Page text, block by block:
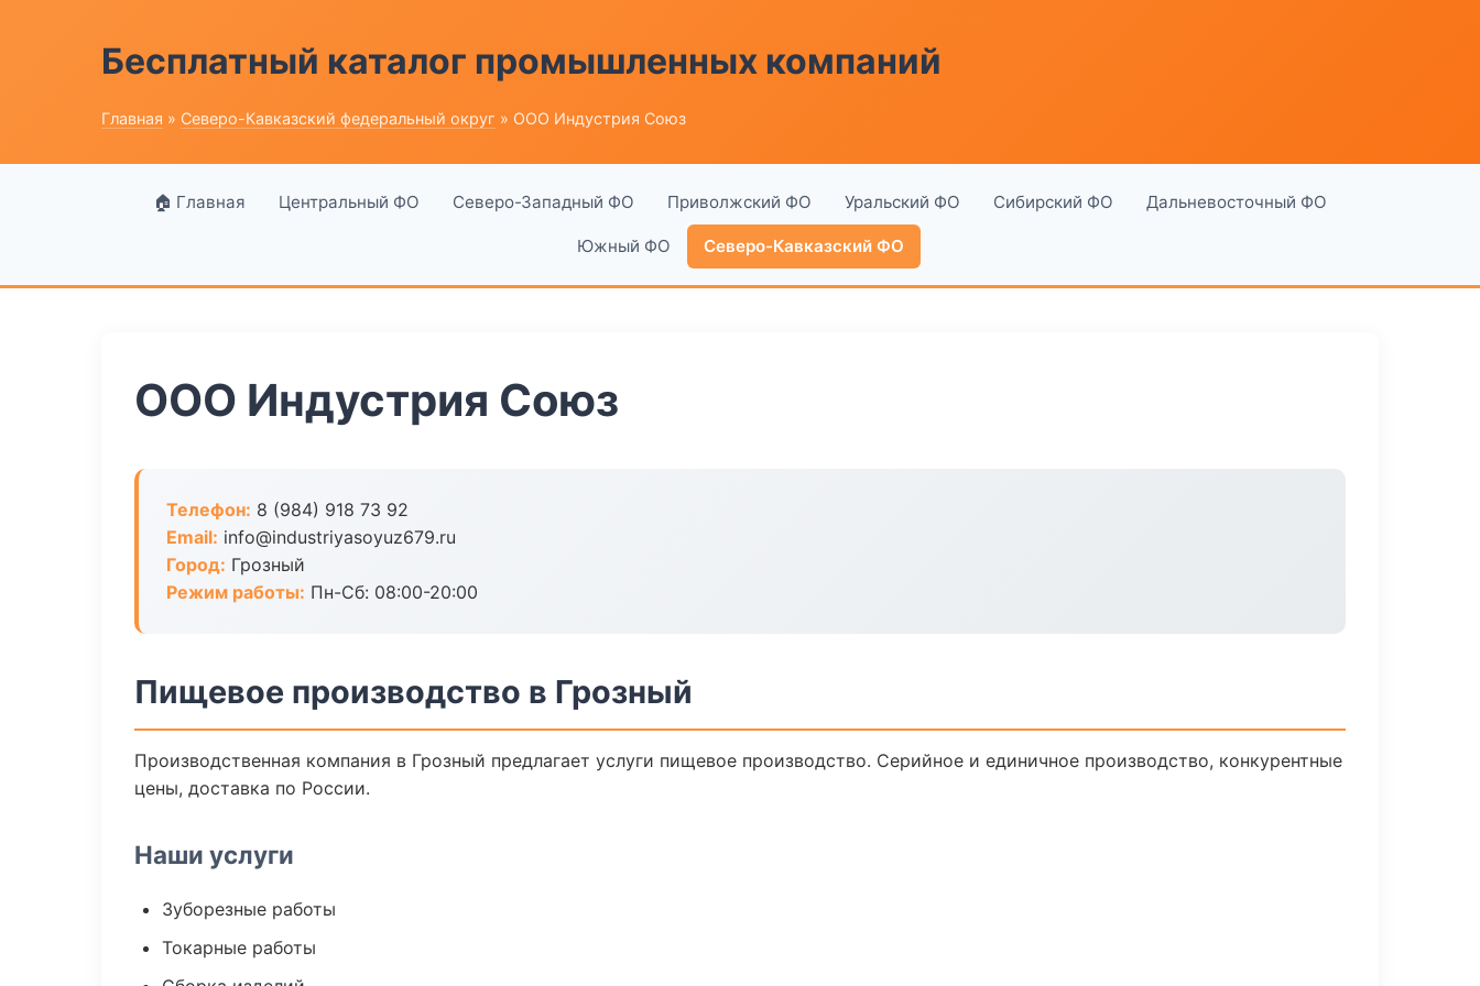
Бесплатный каталог промышленных компаний
Главная » Северо-Кавказский федеральный округ » ООО Индустрия Союз
🏠 Главная Центральный ФО Северо-Западный ФО Приволжский ФО Уральский ФО Сибирский ФО Дальневосточный ФО
Южный ФО Северо-Кавказский ФО
ООО Индустрия Союз
Телефон: 8 (984) 918 73 92
Email: info@industriyasoyuz679.ru
Город: Грозный
Режим работы: Пн-Сб: 08:00-20:00
Пищевое производство в Грозный
Производственная компания в Грозный предлагает услуги пищевое производство. Серийное и единичное производство, конкурентные
цены, доставка по России.
Наши услуги
Зуборезные работы
Токарные работы